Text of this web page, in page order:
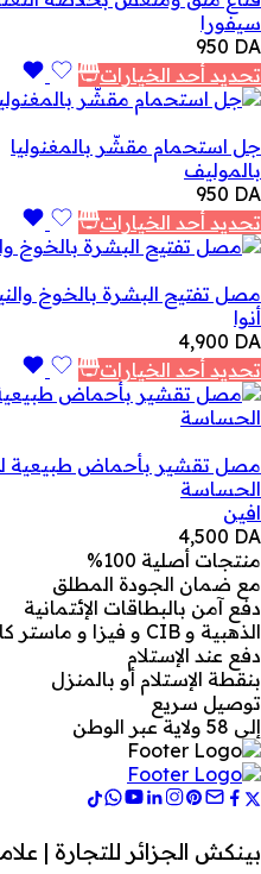
سيفورا
950 DA
تحديد أحد الخيارات
جل استحمام مقشّر بالمغنوليا
بالموليف
950 DA
تحديد أحد الخيارات
مصل تفتيح البشرة بالخوخ
أنوا
4,900 DA
تحديد أحد الخيارات
مصل تقشير بأحماض طبيعية
الحساسة
افين
4,500 DA
منتجات أصلية 100%
مع ضمان الجودة المطلق
دفع آمن بالبطاقات الإئتمانية
الذهبية و CIB و فيزا و ماستر كارد
دفع عند الإستلام
بنقطة الإستلام أو بالمنزل
توصيل سريع
إلى 58 ولاية عبر الوطن
بينكش الجزائر للتجارة |